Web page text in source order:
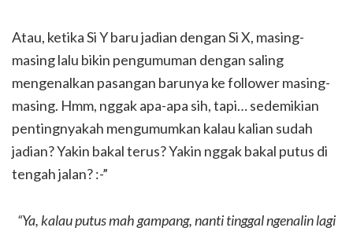
Atau, ketika Si Y baru jadian dengan Si X, masing-
masing lalu bikin pengumuman dengan saling
mengenalkan pasangan barunya ke follower masing-
masing. Hmm, nggak apa-apa sih, tapi… sedemikian
pentingnyakah mengumumkan kalau kalian sudah
jadian? Yakin bakal terus? Yakin nggak bakal putus di
tengah jalan? :-”
“Ya, kalau putus mah gampang, nanti tinggal ngenalin lagi